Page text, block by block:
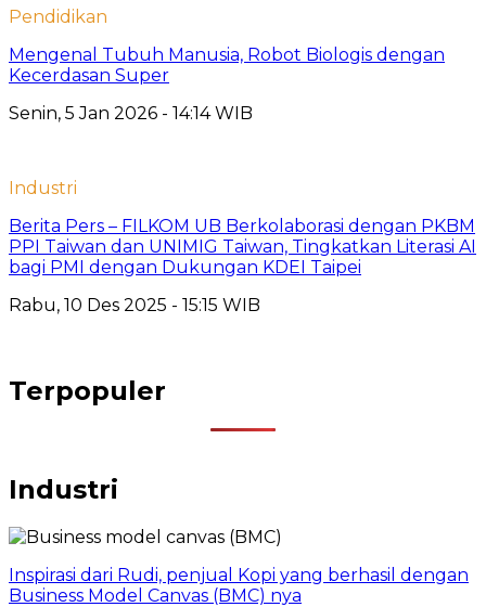
Pendidikan
Mengenal Tubuh Manusia, Robot Biologis dengan
Kecerdasan Super
Senin, 5 Jan 2026 - 14:14 WIB
Industri
Berita Pers – FILKOM UB Berkolaborasi dengan PKBM
PPI Taiwan dan UNIMIG Taiwan, Tingkatkan Literasi AI
bagi PMI dengan Dukungan KDEI Taipei
Rabu, 10 Des 2025 - 15:15 WIB
Terpopuler
Industri
Inspirasi dari Rudi, penjual Kopi yang berhasil dengan
Business Model Canvas (BMC) nya